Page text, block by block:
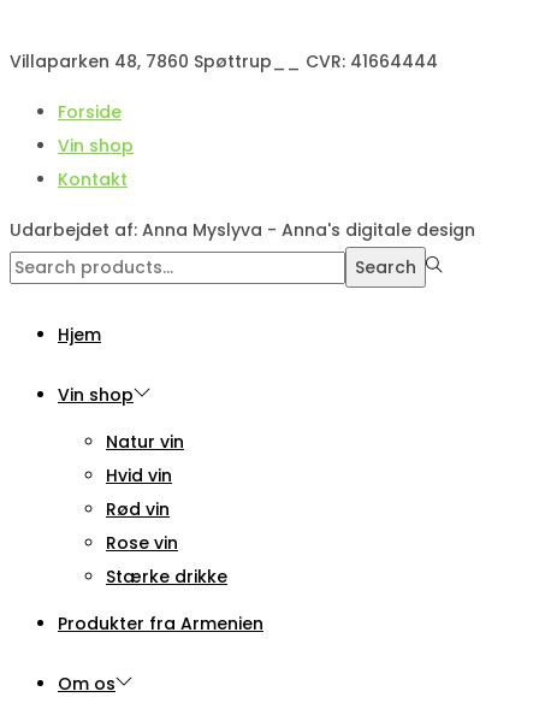
Villaparken 48, 7860 Spøttrup__ CVR: 41664444
Forside
Vin shop
Kontakt
Udarbejdet af: Anna Myslyva - Anna's digitale design
Search
Search
Hjem
Vin shop
Natur vin
Hvid vin
Rød vin
Rose vin
Stærke drikke
Produkter fra Armenien
Om os